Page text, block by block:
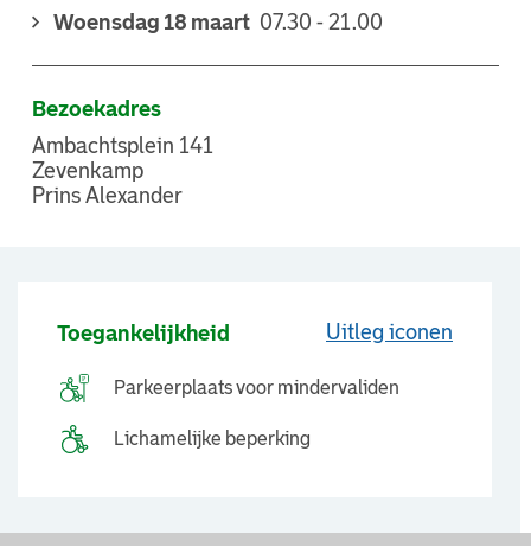
Woensdag 18 maart 07.30 - 21.00
Bezoekadres
Ambachtsplein 141
Zevenkamp
Prins Alexander
Toegankelijkheid Uitleg iconen
Parkeerplaats voor mindervaliden
Lichamelijke beperking